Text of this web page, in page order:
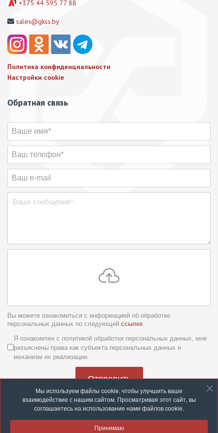
Мы используем файлы cookie, чтобы улучшить ваше
взаимодействие с нашим сайтом. Просматривая этот сайт, вы
соглашаетесь на использование нами файлов cookie.
Принимаю
+375 44 595 77 88
sales@gkss.by
Политика конфиденциальности
Настройки cookie
Обратная связь
Вы можете ознакомиться с информацией об обработке
персональных данных по следующей ссылке.
Условия обслуживания *
Я ознакомлен с политикой обработки персональных данных, мне
разъяснены права как субъекта персональных данных и
механизм их реализации.
Отправить